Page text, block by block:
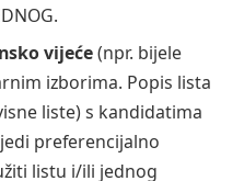
vijeće(npr. bijele
izborima. Popis lista
liste) s kandidatima
preferencijalno
listu i/ili jednog